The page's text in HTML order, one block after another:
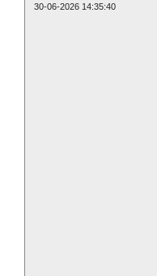
30-06-2026 14:35:40